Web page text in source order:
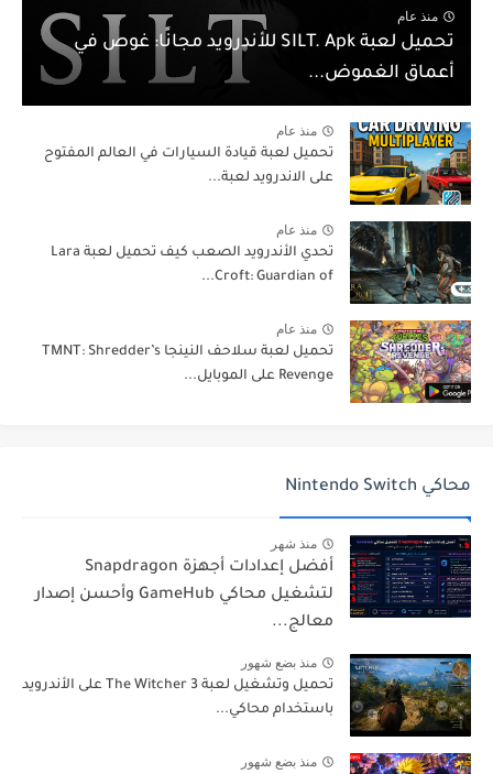
منذ عام
تحميل لعبة SILT. Apk للأندرويد مجانًا: غوص في
أعماق الغموض...
منذ عام
تحميل لعبة قيادة السيارات في العالم المفتوح
على الاندرويد لعبة...
منذ عام
تحدي الأندرويد الصعب كيف تحميل لعبة Lara
Croft: Guardian of...
منذ عام
تحميل لعبة سلاحف النينجا TMNT: Shredder’s
Revenge على الموبايل...
محاكي Nintendo Switch
منذ شهر
أفضل إعدادات أجهزة Snapdragon
لتشغيل محاكي GameHub وأحسن إصدار
معالج...
منذ بضع شهور
تحميل وتشغيل لعبة The Witcher 3 على الأندرويد
باستخدام محاكي...
منذ بضع شهور